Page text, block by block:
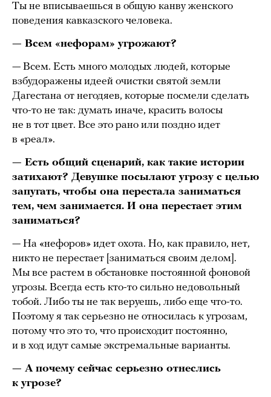
Ты не вписываешься в общую канву женского
поведения кавказского человека.
— Всем «нефорам» угрожают?
— Всем. Есть много молодых людей, которые
взбудоражены идеей очистки святой земли
Дагестана от негодяев, которые посмели сделать
что-то не так: думать иначе, красить волосы
не в тот цвет. Все это рано или поздно идет
в «реал».
— Есть общий сценарий, как такие истории
затихают? Девушке посылают угрозу с целью
запугать, чтобы она перестала заниматься
тем, чем занимается. И она перестает этим
заниматься?
— На «нефоров» идет охота. Но, как правило, нет,
никто не перестает [заниматься своим делом].
Мы все растем в обстановке постоянной фоновой
угрозы. Всегда есть кто-то сильно недовольный
тобой. Либо ты не так веруешь, либо еще что-то.
Поэтому я так серьезно не относилась к угрозам,
потому что это то, что происходит постоянно,
и в ход идут самые экстремальные варианты.
— А почему сейчас серьезно отнеслись
к угрозе?